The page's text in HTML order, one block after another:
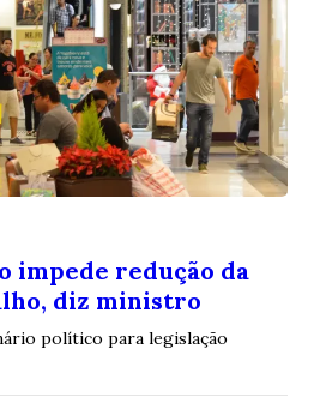
impede redução da
diz ministro
político para legislação